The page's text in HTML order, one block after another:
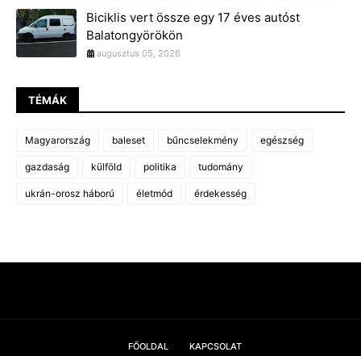
Biciklis vert össze egy 17 éves autóst
Balatongyörökön
augusztus 05, 2026
TÉMÁK
Magyarország baleset bűncselekmény egészség
gazdaság külföld politika tudomány
ukrán-orosz háború életmód érdekesség
FŐOLDAL KAPCSOLAT